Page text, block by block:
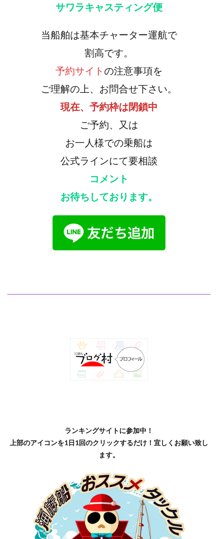
サワラキャスティング便
当船舶は基本チャーター運航で
割高です。
予約サイト の注意事項を
ご理解の上、お問合せ下さい。
現在、予約枠は閉鎖中
ご予約、又は
お一人様での乗船は
公式ラインにて要相談
コメント
お待ちしております。
ランキングサイトに参加中！
上部のアイコンを1日1回のクリックするだけ！宜しくお願い致し
ます。